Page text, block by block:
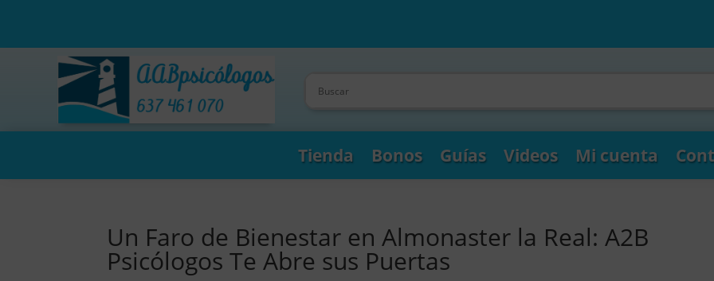
Tienda Bonos Guías Videos Mi cuenta
Un Faro de Bienestar en Almonaster la Real: A2B
Psicólogos Te Abre sus Puertas